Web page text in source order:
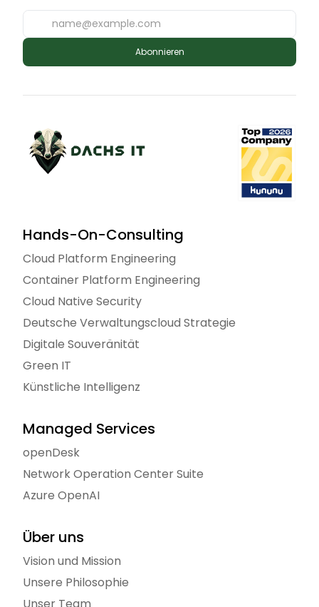
Abonnieren
Hands-On-Consulting
Cloud Platform Engineering
Container Platform Engineering
Cloud Native Security
Deutsche Verwaltungscloud Strategie
Digitale Souveränität
Green IT
Künstliche Intelligenz
Managed Services
openDesk
Network Operation Center Suite
Azure OpenAI
Über uns
Vision und Mission
Unsere Philosophie